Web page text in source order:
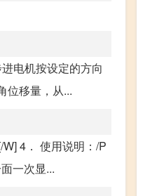
电机按设定的方向
位移量，从...
4． 使用说明：/P
一次显...